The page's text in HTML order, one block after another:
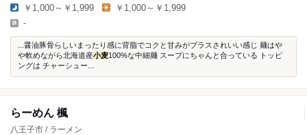
￥1,000～￥1,999 ￥1,000～￥1,999
-
...醤油豚骨らしいまったり感に背脂でコクと甘みがプラスされいい感じ 麺はや
や軟めながら北海道産小麦100%な中細麺 スープにちゃんと合っている トッピ
ングは チャーシュー...
らーめん 楓
八王子市 / ラーメン